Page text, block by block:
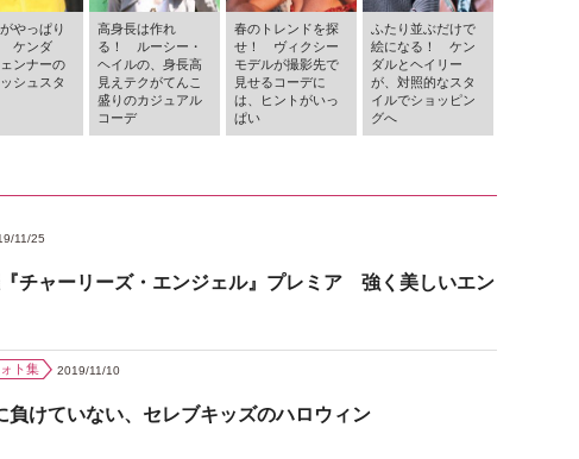
やっぱり
ケンダ
ンナーの
シュスタ
高身長は作れ
る！ ルーシー・
ヘイルの、身長高
見えテクがてんこ
盛りのカジュアル
コーデ
春のトレンドを探
せ！ ヴィクシー
モデルが撮影先で
見せるコーデに
は、ヒントがいっ
ぱい
ふたり並ぶだけで
絵になる！ ケン
ダルとヘイリー
が、対照的なスタ
イルでショッピン
グへ
11/25
チャーリーズ・エンジェル』プレミア 強く美しいエン
ト集 2019/11/10
けていない、セレブキッズのハロウィン